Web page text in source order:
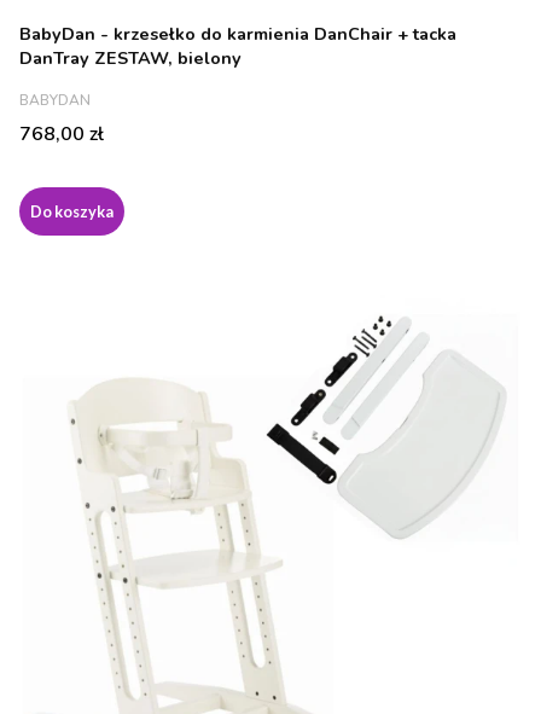
BabyDan - krzesełko do karmienia DanChair + tacka
DanTray ZESTAW, bielony
PRODUCENT
BABYDAN
Cena
768,00 zł
Do koszyka